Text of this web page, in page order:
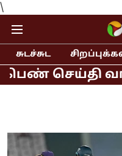
\
சுடச்சுட